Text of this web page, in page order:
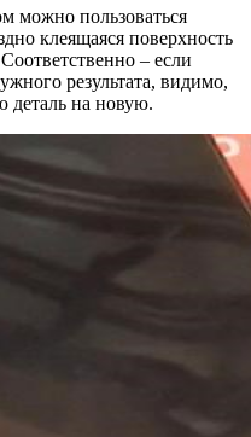
можно пользоваться
клеящаяся поверхность
– если
результата, видимо,
деталь на новую.